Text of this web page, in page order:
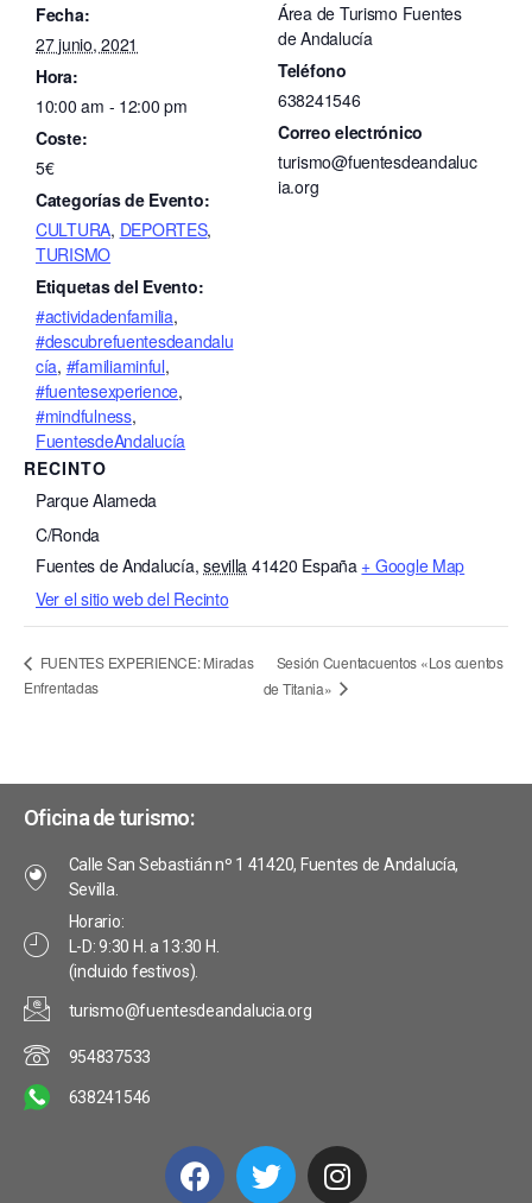
Fecha:
27 junio, 2021
Hora:
10:00 am - 12:00 pm
Coste:
5€
Categorías de Evento:
CULTURA, DEPORTES,
TURISMO
Etiquetas del Evento:
#actividadenfamilia,
#descubrefuentesdeandalu
cía, #familiaminful,
#fuentesexperience,
#mindfulness,
FuentesdeAndalucía
RECINTO
Parque Alameda
C/Ronda
Fuentes de Andalucía, sevilla 41420 España + Google Map
Ver el sitio web del Recinto
Área de Turismo Fuentes
de Andalucía
Teléfono
638241546
Correo electrónico
turismo@fuentesdeandaluc
ia.org
FUENTES EXPERIENCE: Miradas
Enfrentadas
Sesión Cuentacuentos «Los cuentos
de Titania»
Oficina de turismo:
Calle San Sebastián nº 1 41420, Fuentes de Andalucía,
Sevilla.
Horario:
L-D: 9:30 H. a 13:30 H.
(incluido festivos).
turismo@fuentesdeandalucia.org
954837533
638241546